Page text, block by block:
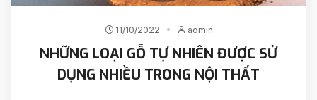
11/10/2022 admin
NHỮNG LOẠI GỖ TỰ NHIÊN ĐƯỢC SỬ
DỤNG NHIỀU TRONG NỘI THẤT